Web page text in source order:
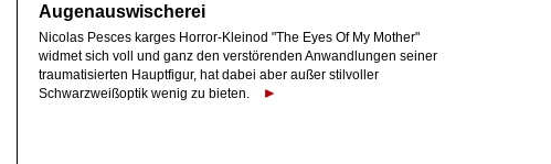
Augenauswischerei
Nicolas Pesces karges Horror-Kleinod "The Eyes Of My Mother"
widmet sich voll und ganz den verstörenden Anwandlungen seiner
traumatisierten Hauptfigur, hat dabei aber außer stilvoller
Schwarzweißoptik wenig zu bieten.